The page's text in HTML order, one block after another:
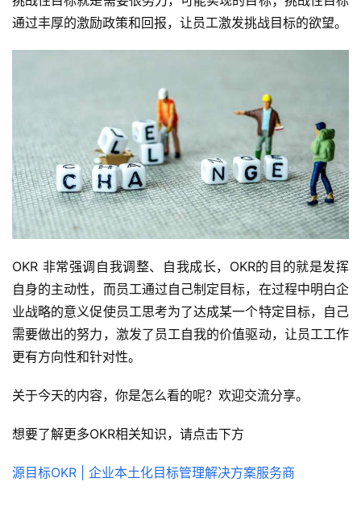
通过丰厚的激励政策和回报，让员工激发挑战目标的欲望。
OKR 非常强调自我调整、自我成长，OKR的目的就是发挥
自身的主动性，而员工通过自己制定目标，在过程中明白企
业战略的意义促使员工思考为了达成某一个特定目标，自己
需要做出的努力，激发了员工自我的价值驱动，让员工工作
更有方向性和针对性。
关于今天的内容，你是怎么看的呢？欢迎交流分享。
想要了解更多OKR相关知识，请点击下方
源目标OKR | 企业本土化目标管理解决方案服务商